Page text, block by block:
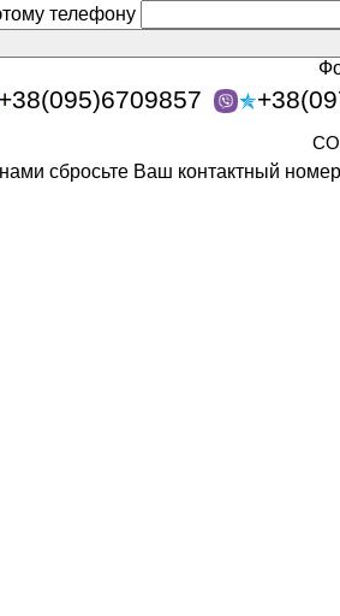
телефону
сбросьте Ваш контактный